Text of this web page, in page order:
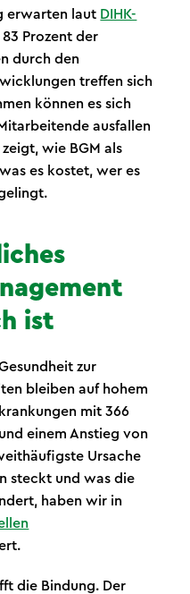
erwarten laut DIHK-
83 Prozent der
durch den
treffen sich
können es sich
ausfallen
wie BGM als
es kostet, wer es
ist
zur
bleiben auf hohem
mit 366
einem Anstieg von
Ursache
steckt und was die
haben wir in
die Bindung. Der